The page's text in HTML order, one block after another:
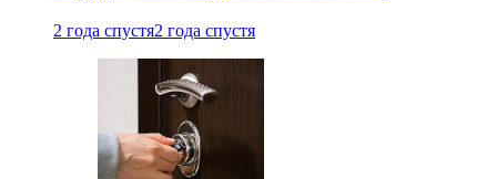
2 года спустя2 года спустя